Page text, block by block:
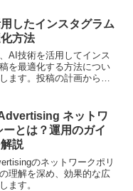
したインスタグラム
方法
AI技術を活用してインス
を最適化する方法につい
ます。投稿の計画から実
ネットワ
ーとは？運用のガイ
説
のネットワークポリ
理解を深め、効果的な広
ます。